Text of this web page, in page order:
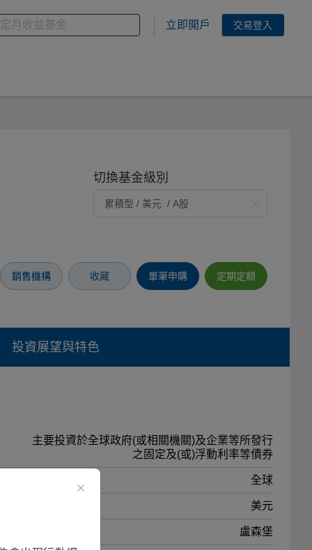
想搜尋的基金關鍵字
立即開戶 交易登入
切換基金級別
銷售機構 收藏 單筆申購 定期定額
投資展望與特色
主要投資於全球政府(或相關機關)及企業等所發行
之固定及(或)浮動利率等債券
全球
美元
盧森堡